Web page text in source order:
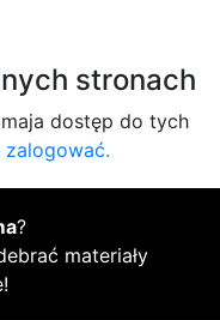
stronach
dostęp do tych
zalogować.
?
materiały